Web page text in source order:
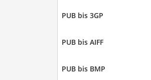
PUB bis 3GP
PUB bis AIFF
PUB bis BMP